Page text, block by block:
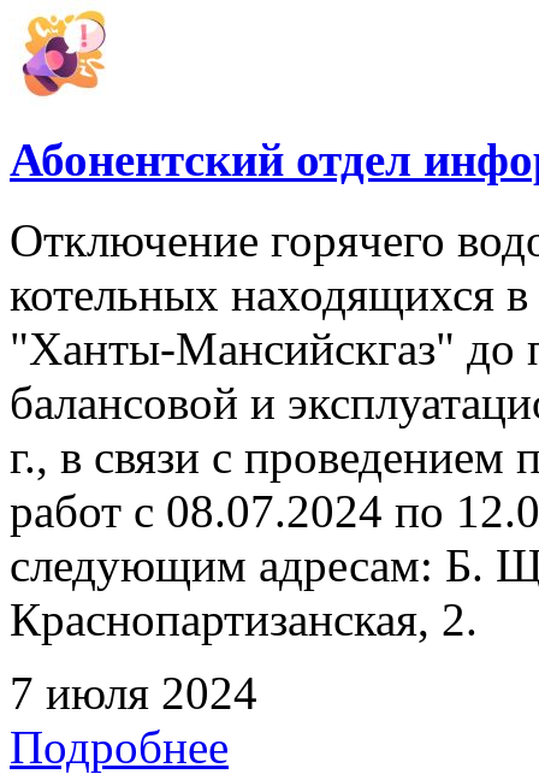
Абонентский отдел
Отключение горячего
котельных находящихся
"Ханты-Мансийскгаз" до
балансовой и
г., в связи с
работ с 08.07.2024 по
следующим адресам: Б.
Краснопартизанская, 2.
7 июля 2024
Подробнее